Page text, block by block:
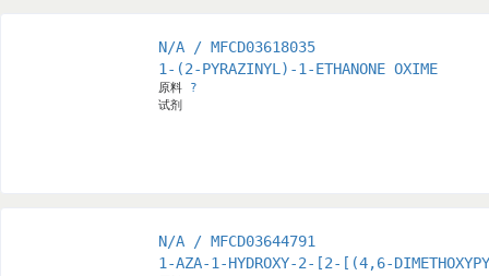
N/A / MFCD03618035
1-(2-PYRAZINYL)-1-ETHANONE OXIME
原料 ?
试剂
N/A / MFCD03644791
1-AZA-1-HYDROXY-2-[2-[(4,6-